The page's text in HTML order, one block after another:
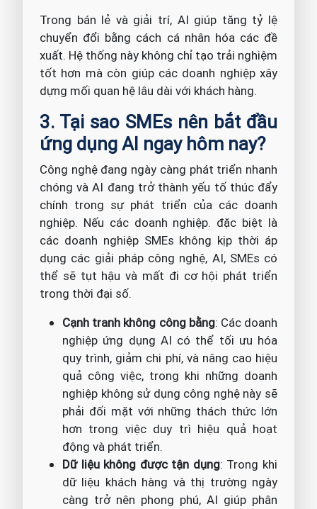
Trong bán lẻ và giải trí, AI giúp tăng tỷ lệ
chuyển đổi bằng cách cá nhân hóa các đề
xuất. Hệ thống này không chỉ tạo trải nghiệm
tốt hơn mà còn giúp các doanh nghiệp xây
dựng mối quan hệ lâu dài với khách hàng.
3. Tại sao SMEs nên bắt đầu
ứng dụng AI ngay hôm nay?
Công nghệ đang ngày càng phát triển nhanh
chóng và AI đang trở thành yếu tố thúc đẩy
chính trong sự phát triển của các doanh
nghiệp. Nếu các doanh nghiệp. đặc biệt là
các doanh nghiệp SMEs không kịp thời áp
dụng các giải pháp công nghệ, AI, SMEs có
thể sẽ tụt hậu và mất đi cơ hội phát triển
trong thời đại số.
Cạnh tranh không công bằng: Các doanh
nghiệp ứng dụng AI có thể tối ưu hóa
quy trình, giảm chi phí, và nâng cao hiệu
quả công việc, trong khi những doanh
nghiệp không sử dụng công nghệ này sẽ
phải đối mặt với những thách thức lớn
hơn trong việc duy trì hiệu quả hoạt
động và phát triển.
Dữ liệu không được tận dụng: Trong khi
dữ liệu khách hàng và thị trường ngày
càng trở nên phong phú, AI giúp phân